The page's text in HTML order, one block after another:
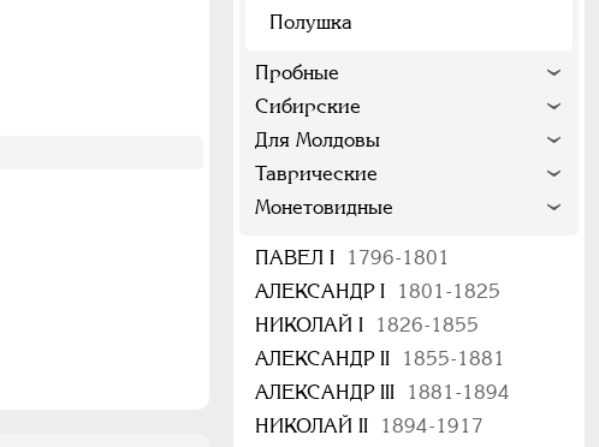
Полушка
Пробные
Сибирские
Для Молдовы
Таврические
Монетовидные
ПАВЕЛ I
1796-1801
АЛЕКСАНДР I
1801-1825
НИКОЛАЙ I
1826-1855
АЛЕКСАНДР II
1855-1881
АЛЕКСАНДР III
1881-1894
НИКОЛАЙ II
1894-1917